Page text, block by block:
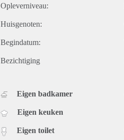
Opleverniveau:
Huisgenoten:
Begindatum:
Bezichtiging
Eigen badkamer
Eigen keuken
Eigen toilet